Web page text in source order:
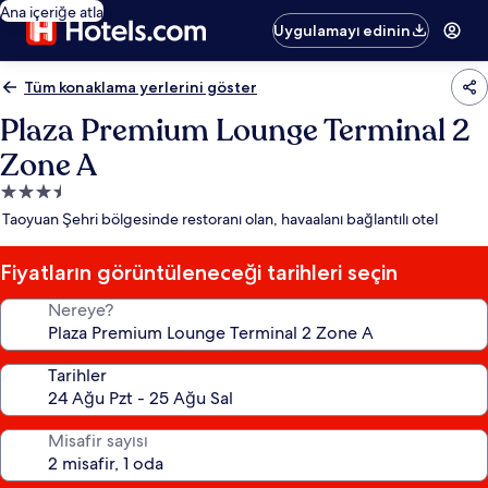
Ana içeriğe atla
Uygulamayı edinin
Tüm konaklama yerlerini göster
Plaza Premium Lounge Terminal 2
Zone A
3.5
yıldızlı
yeri
Taoyuan Şehri bölgesinde restoranı olan, havaalanı bağlantılı otel
Fiyatların görüntüleneceği tarihleri seçin
Nereye?
Tarihler
Misafir sayısı